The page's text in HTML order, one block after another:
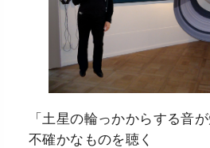
「土星の輪っかからする音
不確かなものを聴く